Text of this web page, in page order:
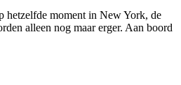
hetzelfde moment in New York, de
alleen nog maar erger. Aan boord